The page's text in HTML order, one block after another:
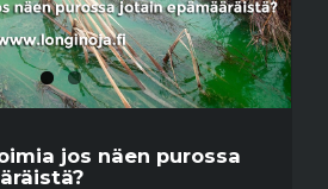
jos näen purossa